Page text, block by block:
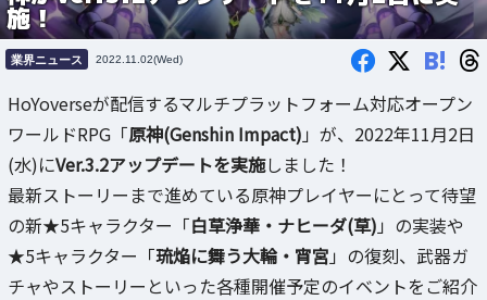
施！
業界ニュース 2022.11.02(Wed) B!
HoYoverseが配信するマルチプラットフォーム対応オープン
ワールドRPG「原神(Genshin Impact) 」が、2022年11月2日
(水)にVer.3.2アップデートを実施しました！
最新ストーリーまで進めている原神プレイヤーにとって待望
の新★5キャラクター「白草浄華・ナヒーダ(草) 」の実装や
★5キャラクター「琉焔に舞う大輪・宵宮 」の復刻、武器ガ
チャやストーリーといった各種開催予定のイベントをご紹介